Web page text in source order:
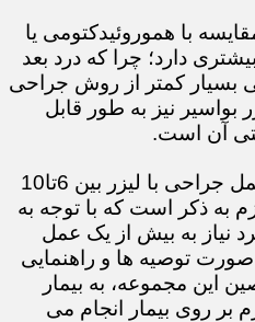
با هموروئیدکتومی یا
دارد؛ چرا که درد بعد
بسیار کمتر از روش جراحی
نیز به طور قابل
آن است.
بسته به نوع هموروئید هر عمل جراحی با لیزر بین 6تا10
به ذکر است که با توجه به
نیاز به بیش از یک عمل
توصیه ها و راهنمایی
این مجموعه، به بیمار
بر روی بیمار انجام می